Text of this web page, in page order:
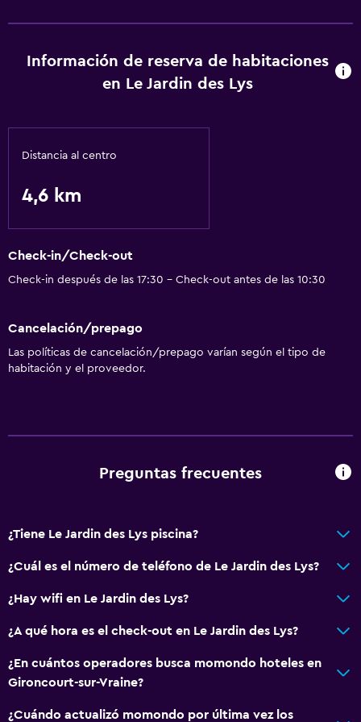
Información de reserva de habitaciones
en Le Jardin des Lys
Distancia al centro
4,6 km
Check-in/Check-out
Check-in después de las 17:30 - Check-out antes de las 10:30
Cancelación/prepago
Las políticas de cancelación/prepago varían según el tipo de
habitación y el proveedor.
Preguntas frecuentes
¿Tiene Le Jardin des Lys piscina?
¿Cuál es el número de teléfono de Le Jardin des Lys?
¿Hay wifi en Le Jardin des Lys?
¿A qué hora es el check-out en Le Jardin des Lys?
¿En cuántos operadores busca momondo hoteles en
Gironcourt-sur-Vraine?
¿Cuándo actualizó momondo por última vez los